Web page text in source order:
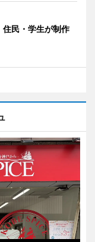
民・学生が制作